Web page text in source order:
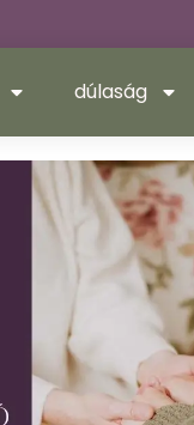
dúlaság